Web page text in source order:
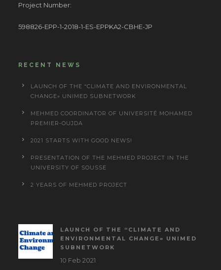
Project Number:
598826-EPP-1-2018-1-ES-EPPKA2-CBHE-JP
RECENT NEWS
LAUNCH OF THE “CLIMATE AND ENVIRONMENTAL
CHANGE» UNIMED SUBNETWORK
MEHMED COORDINATOR OF UNIVERSITÉ MOHAMED
PREMIER-OUJDA
2021 STARTS WITH GOOD NEWS!
PRESENTATION OF THE MEHMED PROJECT IN THE
UNIVERSITY OF SOUSSE
2 YEARS OF MEHMED PROJECT
LAUNCH OF THE “CLIMATE AND
ENVIRONMENTAL CHANGE» UNIMED
SUBNETWORK
10 Feb 2021